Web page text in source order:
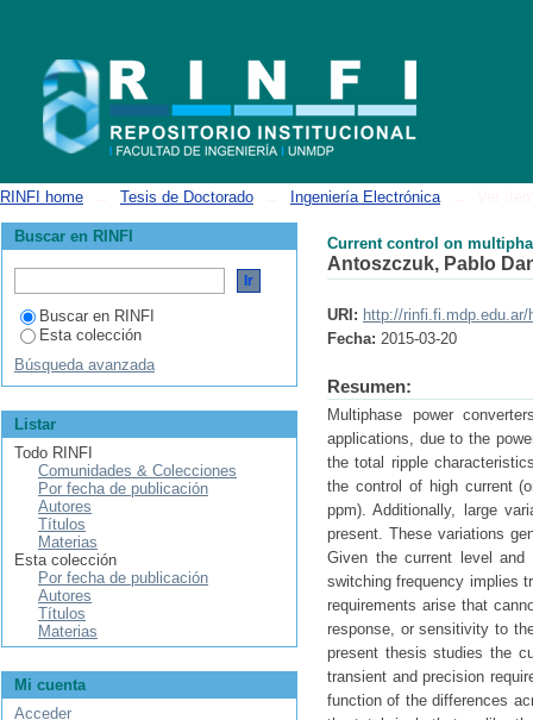
RINFI home Tesis de Doctorado Ingeniería Electrónica
Current control on
Antoszczuk, Pablo
URI: http://rinfi.fi.mdp.edu.ar/
Fecha: 2015-03-20
Resumen:
Multiphase power
applications, due to the
the total ripple
the control of high current
ppm). Additionally, large
present. These variations
Given the current level and
switching frequency implies
requirements arise that
response, or sensitivity to
present thesis studies the
transient and precision
function of the differences
Buscar en RINFI
Buscar en RINFI
Esta colección
Búsqueda avanzada
Listar
Todo RINFI
Comunidades & Colecciones
Por fecha de publicación
Autores
Títulos
Materias
Esta colección
Por fecha de publicación
Autores
Títulos
Materias
Mi cuenta
Acceder